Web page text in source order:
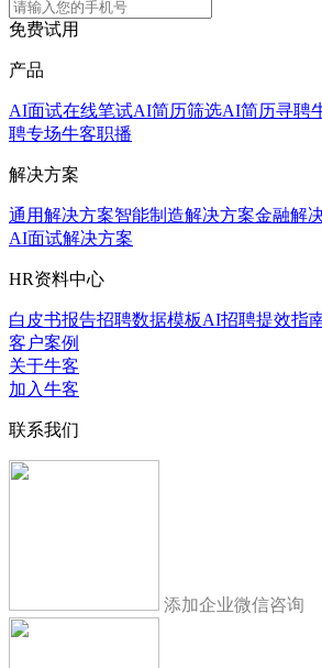
免费试用
产品
AI面试在线笔试AI简历筛选AI简历寻聘
聘专场牛客职播
解决方案
通用解决方案智能制造解决方案金融解
AI面试解决方案
HR资料中心
白皮书报告招聘数据模板AI招聘提效指
客户案例
关于牛客
加入牛客
联系我们
添加企业微信咨询